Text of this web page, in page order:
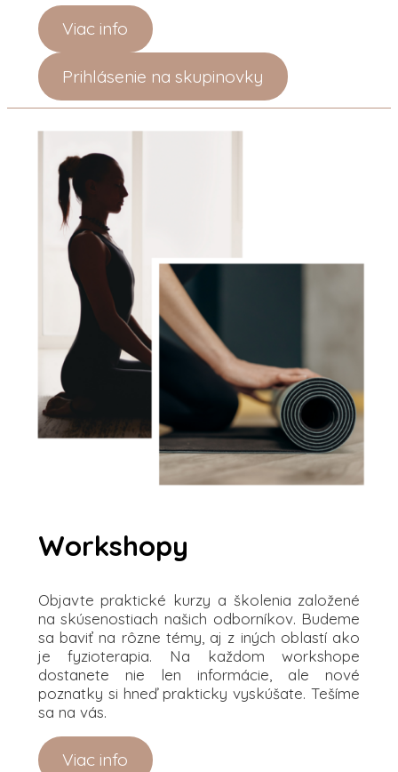
Viac info
Prihlásenie na skupinovky
Workshopy
Objavte praktické kurzy a školenia založené
na skúsenostiach našich odborníkov. Budeme
sa baviť na rôzne témy, aj z iných oblastí ako
je fyzioterapia. Na každom workshope
dostanete nie len informácie, ale nové
poznatky si hneď prakticky vyskúšate. Tešíme
sa na vás.
Viac info